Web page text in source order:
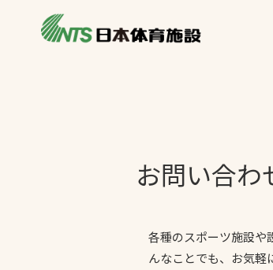
お問い合わ
各種のスポーツ施設や
んなことでも、お気軽